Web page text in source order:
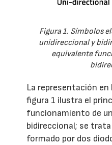
Figura 1. Símbolos
unidireccional y
equivalente
La representación en
figura 1 ilustra el
funcionamiento de
bidireccional; se
formado por dos